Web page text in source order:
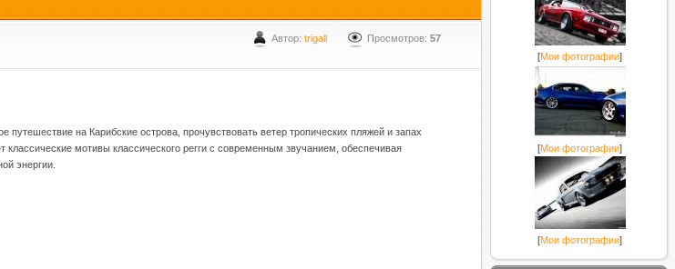
Просмотров: 57
Автор: trigall
на Карибские острова, прочувствовать ветер тропических пляжей и запах
мотивы классического регги с современным звучанием, обеспечивая
энергии.
[Мои фотографии]
[Мои фотографии]
[Мои фотографии]